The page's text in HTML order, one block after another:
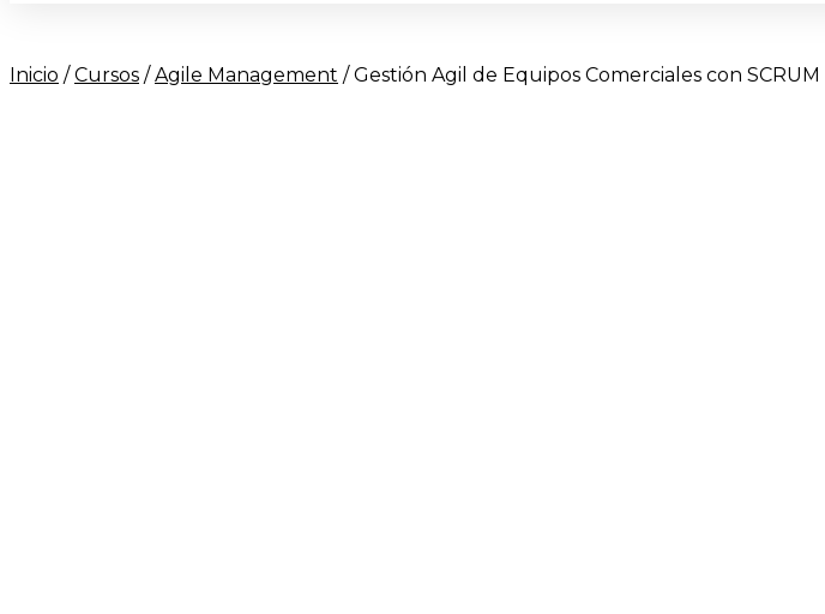
Inicio /Cursos /Agile Management / Gestión Agil de Equipos Comerciales con SCRUM